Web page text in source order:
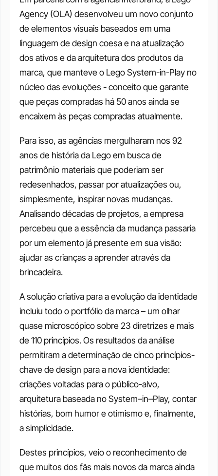
Agency (OLA) desenvolveu um novo conjunto
de elementos visuais baseados em uma
linguagem de design coesa e na atualização
dos ativos e da arquitetura dos produtos da
marca, que manteve o Lego System-in-Play no
núcleo das evoluções - conceito que garante
que peças compradas há 50 anos ainda se
encaixem às peças compradas atualmente.
Para isso, as agências mergulharam nos 92
anos de história da Lego em busca de
patrimônio materiais que poderiam ser
redesenhados, passar por atualizações ou,
simplesmente, inspirar novas mudanças.
Analisando décadas de projetos, a empresa
percebeu que a essência da mudança passaria
por um elemento já presente em sua visão:
ajudar as crianças a aprender através da
brincadeira.
A solução criativa para a evolução da identidade
incluiu todo o portfólio da marca – um olhar
quase microscópico sobre 23 diretrizes e mais
de 110 princípios. Os resultados da análise
permitiram a determinação de cinco princípios-
chave de design para a nova identidade:
criações voltadas para o público-alvo,
arquitetura baseada no System–in–Play, contar
histórias, bom humor e otimismo e, finalmente,
a simplicidade.
Destes princípios, veio o reconhecimento de
que muitos dos fãs mais novos da marca ainda